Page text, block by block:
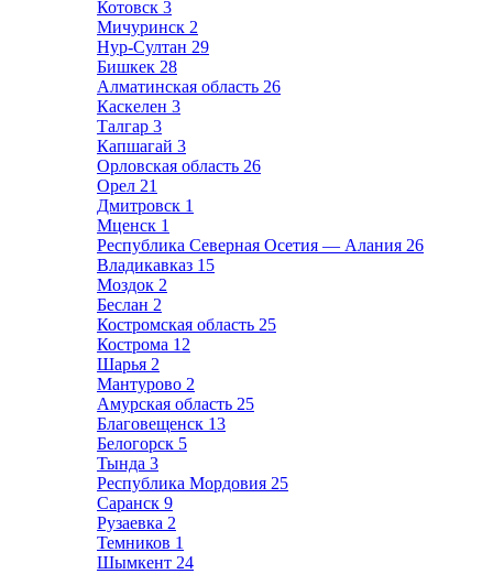
Котовск 3
Мичуринск 2
Нур-Султан 29
Бишкек 28
Алматинская область 26
Каскелен 3
Талгар 3
Капшагай 3
Орловская область 26
Орел 21
Дмитровск 1
Мценск 1
Республика Северная Осетия — Алания 26
Владикавказ 15
Моздок 2
Беслан 2
Костромская область 25
Кострома 12
Шарья 2
Мантурово 2
Амурская область 25
Благовещенск 13
Белогорск 5
Тында 3
Республика Мордовия 25
Саранск 9
Рузаевка 2
Темников 1
Шымкент 24